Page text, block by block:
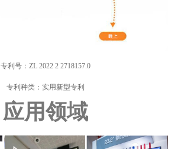
专利号： ZL 2022 2 2718157.0
专利种类： 实用新型专利
应用领域